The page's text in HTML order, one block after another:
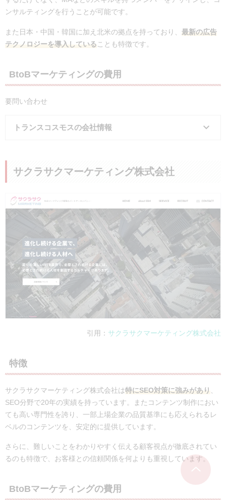
ンサルティングを行うことが可能です。
また日本・中国・韓国に加え北米の拠点を持っており、 最新の広告
テクノロジーを導入している ことも特徴です。
BtoBマーケティングの費用
要問い合わせ
トランスコスモスの会社情報
事業内容 要問い合わせ
電話番号 050-1751-7700
公式サイト https://www.trans-cosmos.co.jp/
実績・事例 神戸市、アサヒ飲料など
サクラサクマーケティング株式会社
引用： サクラサクマーケティング株式会社
特徴
サクラサクマーケティング株式会社は特にSEO対策に強みがあり
SEO分野で20年の実績を持っています。またコンテンツ制作におい
ても高い専門性を誇り、一部上場企業の品質基準にも応えられるレ
ベルのコンテンツを、安定的に提供しています。
さらに、難しいことをわかりやすく伝える顧客視点が徹底されてい
るのも特徴で、お客様との信頼関係を何よりも重視しています。
BtoBマーケティングの費用